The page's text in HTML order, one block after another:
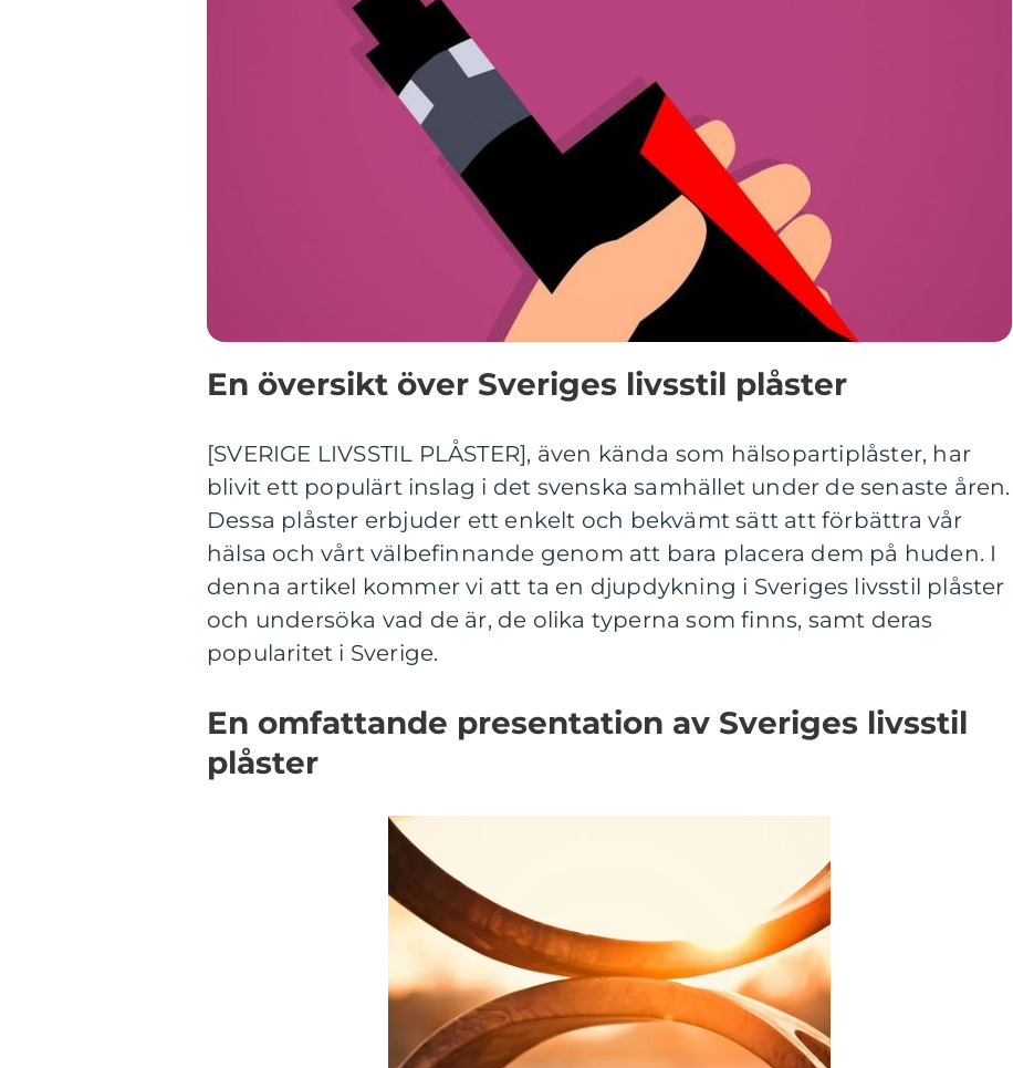
En översikt över Sveriges livsstil plåster
[SVERIGE LIVSSTIL PLÅSTER], även kända som hälsopartiplåster, har
blivit ett populärt inslag i det svenska samhället under de senaste åren.
Dessa plåster erbjuder ett enkelt och bekvämt sätt att förbättra vår
hälsa och vårt välbefinnande genom att bara placera dem på huden. I
denna artikel kommer vi att ta en djupdykning i Sveriges livsstil plåster
och undersöka vad de är, de olika typerna som finns, samt deras
popularitet i Sverige.
En omfattande presentation av Sveriges livsstil
plåster